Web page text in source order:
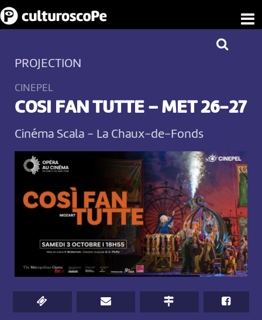
PROJECTION
CINEPEL
COSI FAN TUTTE – MET 26-27
Cinéma Scala - La Chaux-de-Fonds